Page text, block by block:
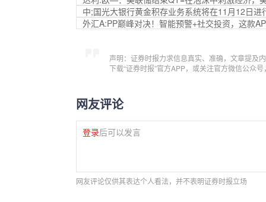
中;国光大银行黄金积存业务系统将在11月12日进
外汇A:PP巅峰对决！智能预警+社交投资，这款
声明：证券时报力求信息真实、准确，文章提及
下载“证券时报”官方APP，或关注官方微信公众
网友评论
登录后可以发言
网友评论仅供其表达个人看法，并不表明证券时报立场